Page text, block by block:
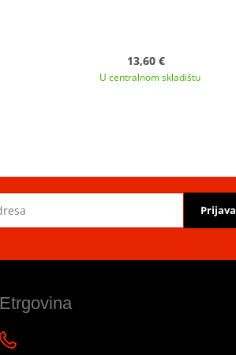
13,60 €
U centralnom skladištu
Prijava
Etrgovina